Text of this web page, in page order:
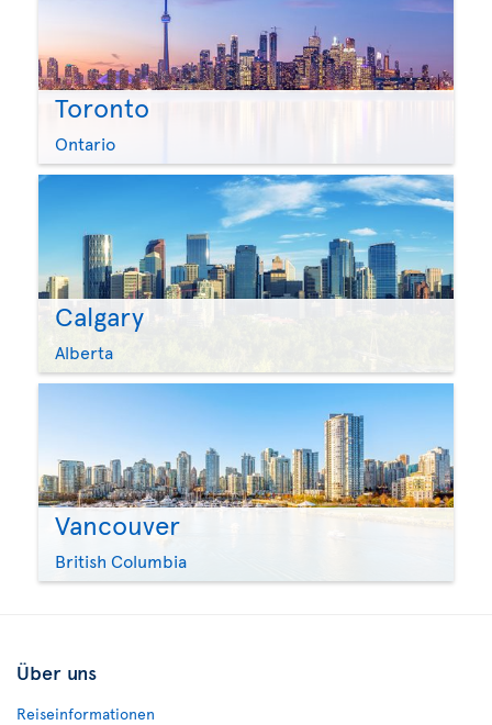
Toronto
Ontario
Calgary
Alberta
Vancouver
British Columbia
Über uns
Reiseinformationen